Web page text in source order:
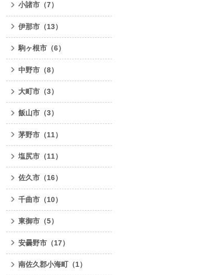
小諸市（7）
伊那市（13）
駒ヶ根市（6）
中野市（8）
大町市（3）
飯山市（3）
茅野市（11）
塩尻市（11）
佐久市（16）
千曲市（10）
東御市（5）
安曇野市（17）
南佐久郡小海町（1）